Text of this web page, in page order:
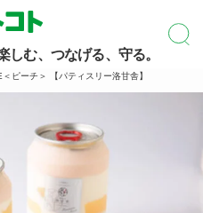
しむ、つなげる、守る。
ピーチ＞ 【パティスリー洛甘舎】